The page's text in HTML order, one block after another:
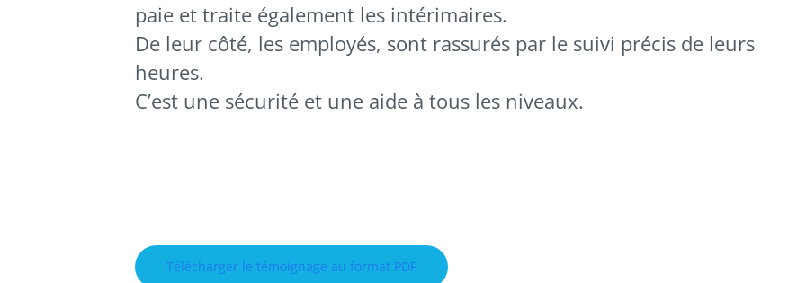
paie et traite également les intérimaires.
De leur côté, les employés, sont rassurés par le suivi précis de leurs
heures.
C’est une sécurité et une aide à tous les niveaux.
Télécharger le témoignage au format PDF